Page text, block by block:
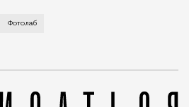
«Фотолаб» место
Фотолаб